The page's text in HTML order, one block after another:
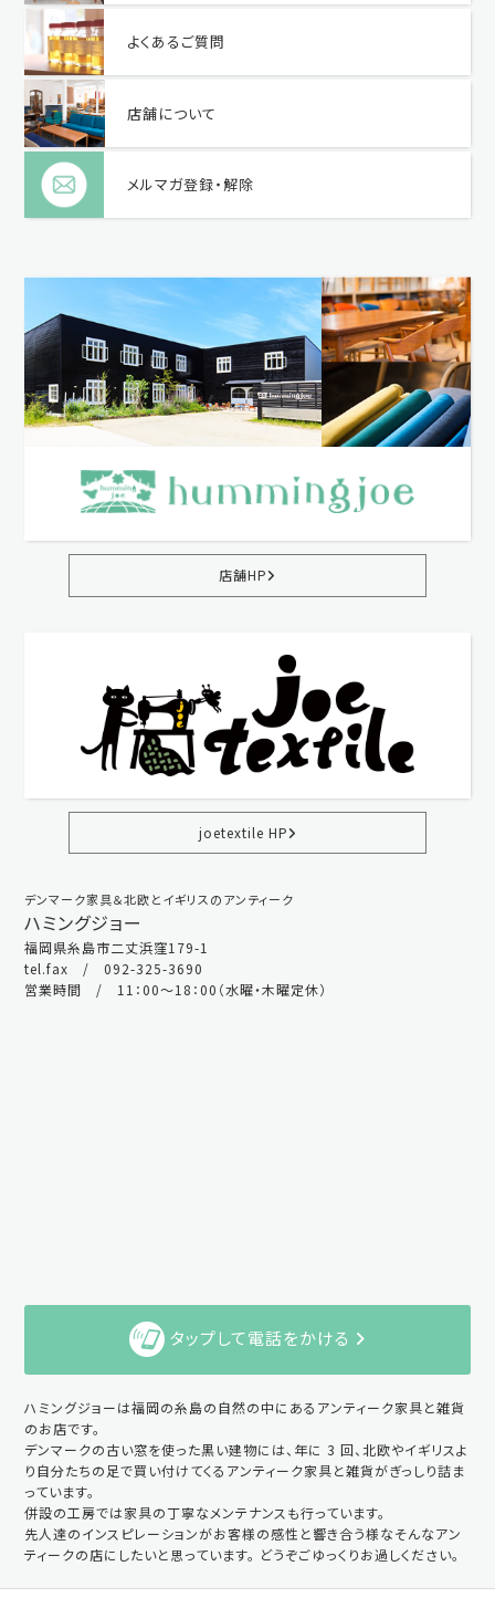
よくあるご質問
店舗について
メルマガ登録・解除
店舗HP
joetextile HP
デンマーク家具＆北欧とイギリスのアンティーク
ハミングジョー
福岡県糸島市二丈浜窪179-1
tel.fax / 092-325-3690
営業時間 / 11：00～18：00（水曜・木曜定休）
タップして電話をかける
ハミングジョーは福岡の糸島の自然の中にあるアンティーク家具と雑貨
のお店です。
デンマークの古い窓を使った黒い建物には、年に 3 回、北欧やイギリスよ
り自分たちの足で買い付けてくるアンティーク家具と雑貨がぎっしり詰ま
っています。
併設の工房では家具の丁寧なメンテナンスも行っています。
先人達のインスピレーションがお客様の感性と響き合う様なそんなアン
ティークの店にしたいと思っています。 どうぞごゆっくりお過しください。